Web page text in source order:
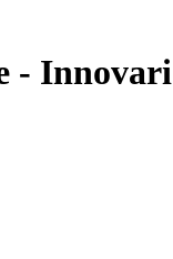
- Innovari